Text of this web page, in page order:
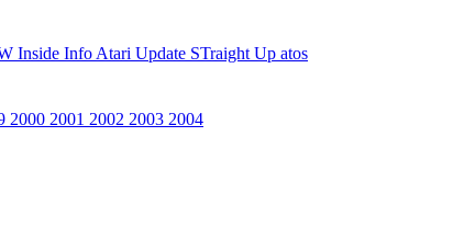
Inside Info Atari Update STraight Up atos
2000 2001 2002 2003 2004